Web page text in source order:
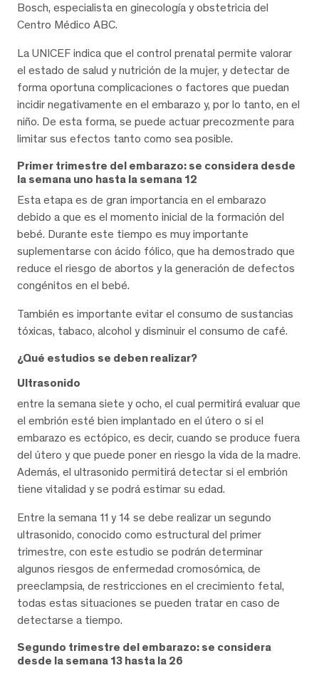
Bosch, especialista en ginecología y obstetricia del
Centro Médico ABC.
La UNICEF indica que el control prenatal permite valorar
el estado de salud y nutrición de la mujer, y detectar de
forma oportuna complicaciones o factores que puedan
incidir negativamente en el embarazo y, por lo tanto, en el
niño. De esta forma, se puede actuar precozmente para
limitar sus efectos tanto como sea posible.
Primer trimestre del embarazo: se considera desde
la semana uno hasta la semana 12
Esta etapa es de gran importancia en el embarazo
debido a que es el momento inicial de la formación del
bebé. Durante este tiempo es muy importante
suplementarse con ácido fólico, que ha demostrado que
reduce el riesgo de abortos y la generación de defectos
congénitos en el bebé.
También es importante evitar el consumo de sustancias
tóxicas, tabaco, alcohol y disminuir el consumo de café.
¿Qué estudios se deben realizar?
Ultrasonido
entre la semana siete y ocho, el cual permitirá evaluar que
el embrión esté bien implantado en el útero o si el
embarazo es ectópico, es decir, cuando se produce fuera
del útero y que puede poner en riesgo la vida de la madre.
Además, el ultrasonido permitirá detectar si el embrión
tiene vitalidad y se podrá estimar su edad.
Entre la semana 11 y 14 se debe realizar un segundo
ultrasonido, conocido como estructural del primer
trimestre, con este estudio se podrán determinar
algunos riesgos de enfermedad cromosómica, de
preeclampsia, de restricciones en el crecimiento fetal,
todas estas situaciones se pueden tratar en caso de
detectarse a tiempo.
Segundo trimestre del embarazo: se considera
desde la semana 13 hasta la 26